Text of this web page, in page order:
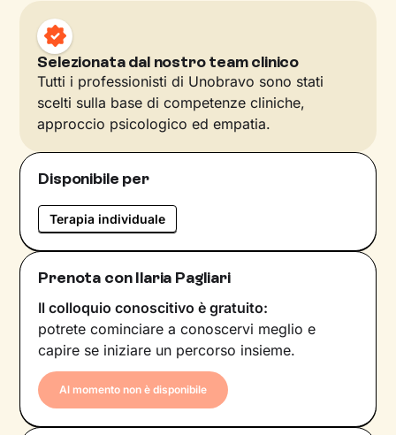
Selezionata dal nostro team clinico
Tutti i professionisti di Unobravo sono stati
scelti sulla base di competenze cliniche,
approccio psicologico ed empatia.
Disponibile per
Terapia individuale
Prenota con Ilaria Pagliari
Il colloquio conoscitivo è gratuito:
potrete cominciare a conoscervi meglio e
capire se iniziare un percorso insieme.
Al momento non è disponibile